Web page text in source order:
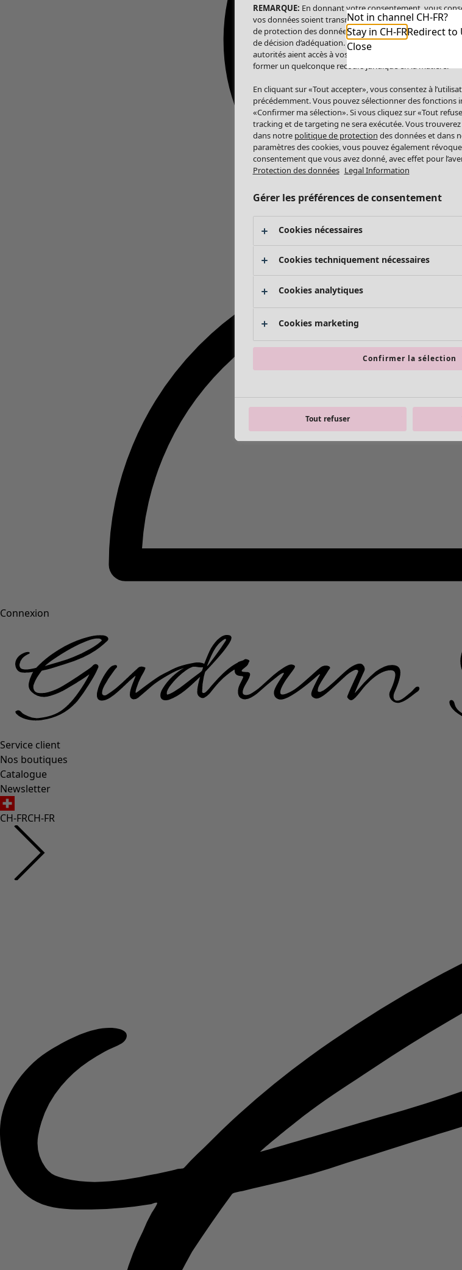
Connexion
Service client
Nos boutiques
Catalogue
Newsletter
CH-FRCH-FR
Not in channel CH-FR?
Stay in CH-FRRedirect to
Close
REMARQUE: En donnant votre consentement, vous
vos données soient transmises aux États-Unis. Les États-
de protection des données comparable à celui de l’UE.
de décision d’adéquation. Par conséquent, vous vous
autorités aient accès à vos données à caractère
former un quelconque recours juridique en la matière.
En cliquant sur «Tout accepter», vous consentez à
précédemment. Vous pouvez sélectionner des fonctions
«Confirmer ma sélection». Si vous cliquez sur «Tout
tracking et de targeting ne sera exécutée. Vous
dans notre politique de protection des données et dans
paramètres des cookies, vous pouvez également
consentement que vous avez donné, avec effet pour
Protection des données Legal Information
Gérer les préférences de consentement
Cookies nécessaires
Cookies techniquement nécessaires
Cookies analytiques
Cookies marketing
Confirmer la sélection
Tout refuser